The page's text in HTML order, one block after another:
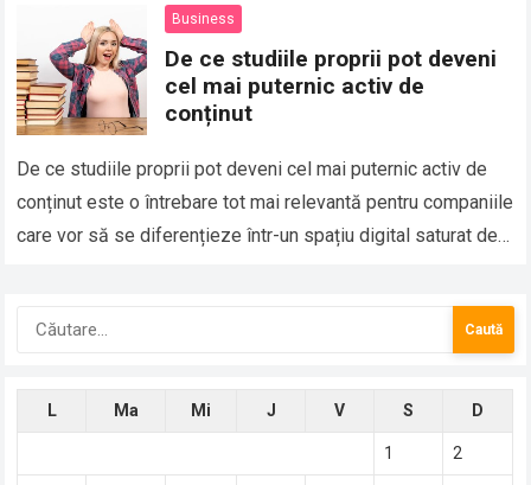
Business
De ce studiile proprii pot deveni
cel mai puternic activ de
conținut
De ce studiile proprii pot deveni cel mai puternic activ de
conținut este o întrebare tot mai relevantă pentru companiile
care vor să se diferențieze într-un spațiu digital saturat de…
Caută
L Ma Mi J V S D
1 2